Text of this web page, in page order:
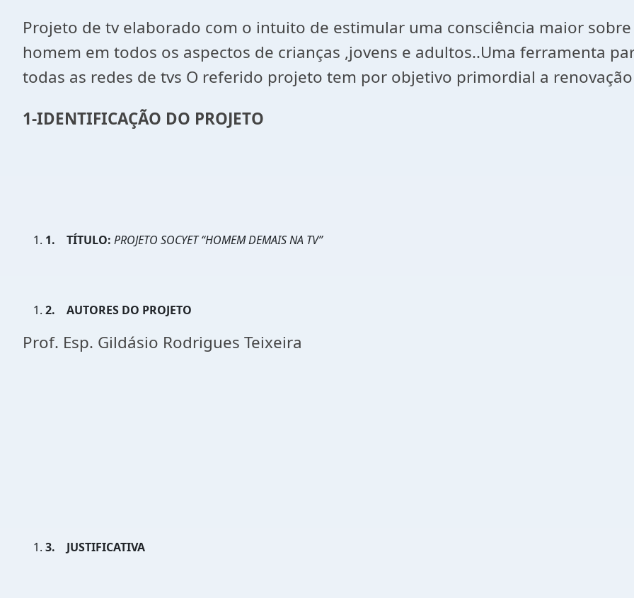
Projeto de tv elaborado com o intuito de estimular uma consciência maior
homem em todos os aspectos de crianças ,jovens e adultos..Uma ferramenta
todas as redes de tvs O referido projeto tem por objetivo primordial a
1-IDENTIFICAÇÃO DO PROJETO
1. TÍTULO: PROJETO SOCYET “HOMEM DEMAIS NA TV”
2. AUTORES DO PROJETO
Prof. Esp. Gildásio Rodrigues Teixeira
3. JUSTIFICATIVA